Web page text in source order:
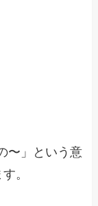
〜」という意
。